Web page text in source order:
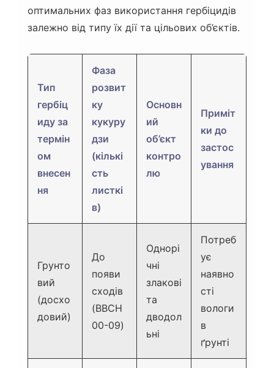
оптимальних фаз використання гербіцидів
залежно від типу їх дії та цільових об’єктів.
Тип
гербіц
иду за
термін
ом
внесен
ня
Фаза
розвит
ку
кукуру
дзи
(кількі
сть
листкі
в)
Основн
ий
об’єкт
контро
лю
Приміт
ки до
застос
ування
Грунто
вий
(досхо
довий)
До
появи
сходів
(BBCH
00-09)
Однорі
чні
злакові
та
дводол
ьні
Потреб
ує
наявно
сті
вологи
в
ґрунті